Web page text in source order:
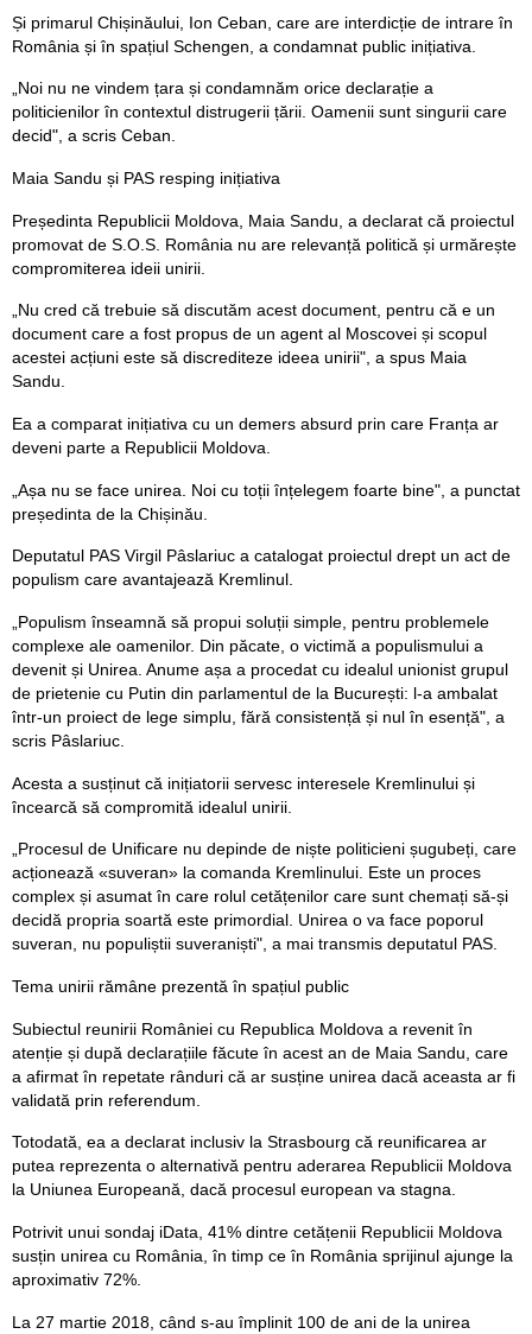
Și primarul Chișinăului, Ion Ceban, care are interdicție de intrare în
România și în spațiul Schengen, a condamnat public inițiativa.
„Noi nu ne vindem țara și condamnăm orice declarație a
politicienilor în contextul distrugerii țării. Oamenii sunt singurii care
decid", a scris Ceban.
Maia Sandu și PAS resping inițiativa
Președinta Republicii Moldova, Maia Sandu, a declarat că proiectul
promovat de S.O.S. România nu are relevanță politică și urmărește
compromiterea ideii unirii.
„Nu cred că trebuie să discutăm acest document, pentru că e un
document care a fost propus de un agent al Moscovei și scopul
acestei acțiuni este să discrediteze ideea unirii", a spus Maia
Sandu.
Ea a comparat inițiativa cu un demers absurd prin care Franța ar
deveni parte a Republicii Moldova.
„Așa nu se face unirea. Noi cu toții înțelegem foarte bine", a punctat
președinta de la Chișinău.
Deputatul PAS Virgil Pâslariuc a catalogat proiectul drept un act de
populism care avantajează Kremlinul.
„Populism înseamnă să propui soluții simple, pentru problemele
complexe ale oamenilor. Din păcate, o victimă a populismului a
devenit și Unirea. Anume așa a procedat cu idealul unionist grupul
de prietenie cu Putin din parlamentul de la București: l-a ambalat
într-un proiect de lege simplu, fără consistență și nul în esență", a
scris Pâslariuc.
Acesta a susținut că inițiatorii servesc interesele Kremlinului și
încearcă să compromită idealul unirii.
„Procesul de Unificare nu depinde de niște politicieni șugubeți, care
acționează «suveran» la comanda Kremlinului. Este un proces
complex și asumat în care rolul cetățenilor care sunt chemați să-și
decidă propria soartă este primordial. Unirea o va face poporul
suveran, nu populiștii suveraniști", a mai transmis deputatul PAS.
Tema unirii rămâne prezentă în spațiul public
Subiectul reunirii României cu Republica Moldova a revenit în
atenție și după declarațiile făcute în acest an de Maia Sandu, care
a afirmat în repetate rânduri că ar susține unirea dacă aceasta ar fi
validată prin referendum.
Totodată, ea a declarat inclusiv la Strasbourg că reunificarea ar
putea reprezenta o alternativă pentru aderarea Republicii Moldova
la Uniunea Europeană, dacă procesul european va stagna.
Potrivit unui sondaj iData, 41% dintre cetățenii Republicii Moldova
susțin unirea cu România, în timp ce în România sprijinul ajunge la
aproximativ 72%.
La 27 martie 2018, când s-au împlinit 100 de ani de la unirea